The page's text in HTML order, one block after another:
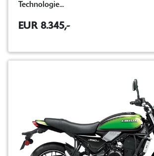
Technologie...
EUR 8.345,-